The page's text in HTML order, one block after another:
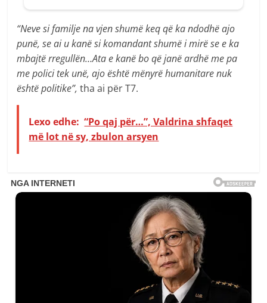
“Neve si familje na vjen shumë keq që ka ndodhë ajo
punë, se ai u kanë si komandant shumë i mirë se e ka
mbajtë rregullën…Ata e kanë bo që janë ardhë me pa
me polici tek unë, ajo është mënyrë humanitare nuk
është politike”,tha ai për T7.
Lexo edhe: “Po qaj për…”, Valdrina shfaqet
më lot në sy, zbulon arsyen